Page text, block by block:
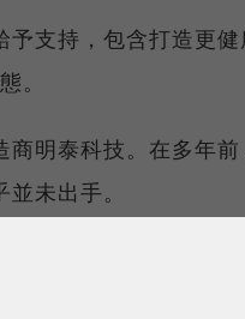
支持，包含打造更健
。
明泰科技。在多年前
未出手。